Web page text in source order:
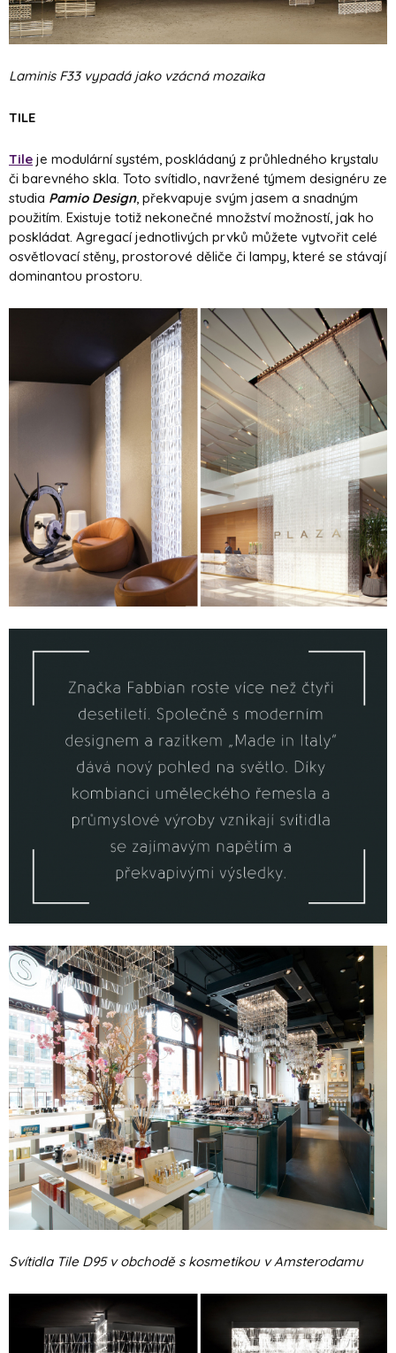
Laminis F33 vypadá jako vzácná mozaika
TILE
Tile je modulární systém, poskládaný z průhledného krystalu
či barevného skla. Toto svítidlo, navržené týmem designéru ze
studia Pamio Design, překvapuje svým jasem a snadným
použitím. Existuje totiž nekonečné množství možností, jak ho
poskládat. Agregací jednotlivých prvků můžete vytvořit celé
osvětlovací stěny, prostorové děliče či lampy, které se stávají
dominantou prostoru.
Svítidla Tile D95 v obchodě s kosmetikou v Amsterodamu